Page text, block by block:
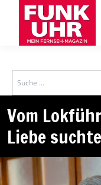
Search
Vom
Liebe suchte